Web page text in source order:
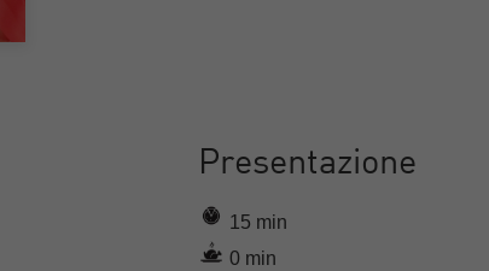
Presentazione
15 min
0 min